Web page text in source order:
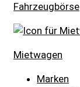
Fahrzeugbörse
Mietwagen
Marken